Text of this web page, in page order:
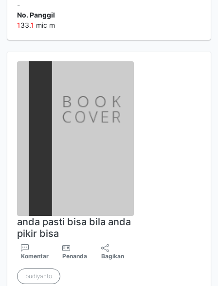
-
No. Panggil
133.1 mic m
anda pasti bisa bila anda
pikir bisa
Komentar Penanda Bagikan
budiyanto